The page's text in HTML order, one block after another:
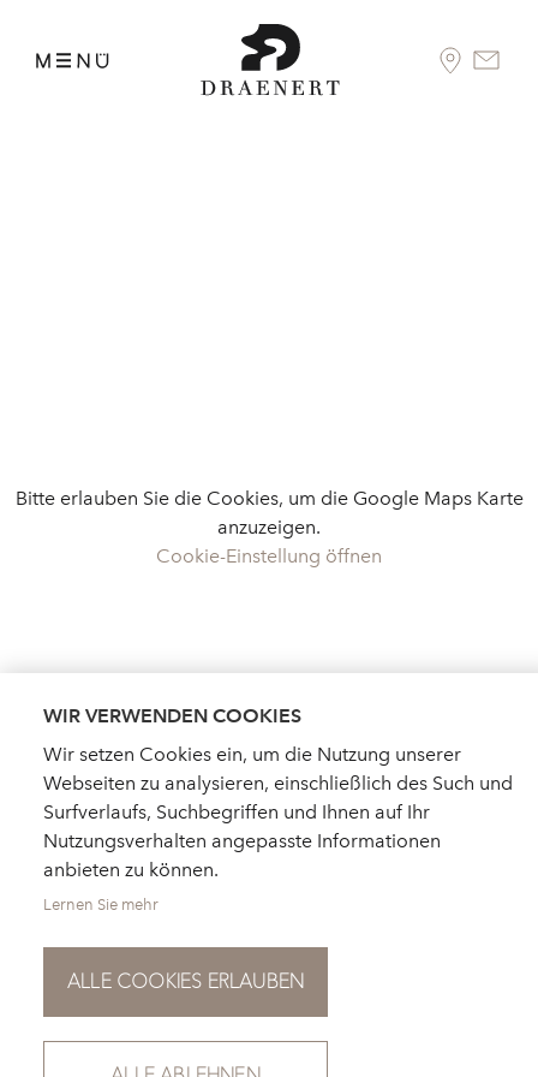
Bitte erlauben Sie die Cookies, um die Google Maps Karte
anzuzeigen.
Cookie-Einstellung öffnen
HÄNDLERSUCHE
KATALOGBESTELLUNG
NEWSLETTER
WIR VERWENDEN COOKIES
Wir setzen Cookies ein, um die Nutzung unserer
Webseiten zu analysieren, einschließlich des Such und
Surfverlaufs, Suchbegriffen und Ihnen auf Ihr
Nutzungsverhalten angepasste Informationen
anbieten zu können.
Lernen Sie mehr
ALLE COOKIES ERLAUBEN